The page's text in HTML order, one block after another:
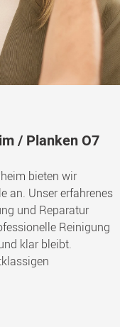
/ Planken O7
bieten wir
an. Unser erfahrenes
und Reparatur
Reinigung
klar bleibt.